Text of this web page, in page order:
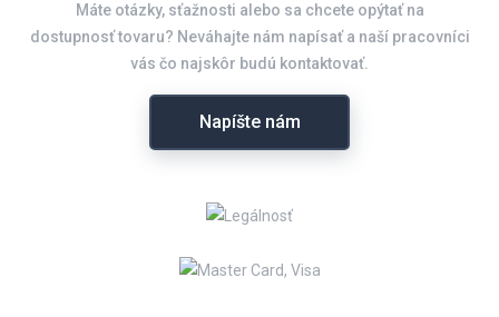
Máte otázky, sťažnosti alebo sa chcete opýtať na
dostupnosť tovaru? Neváhajte nám napísať a naší pracovníci
vás čo najskôr budú kontaktovať.
Napíšte nám